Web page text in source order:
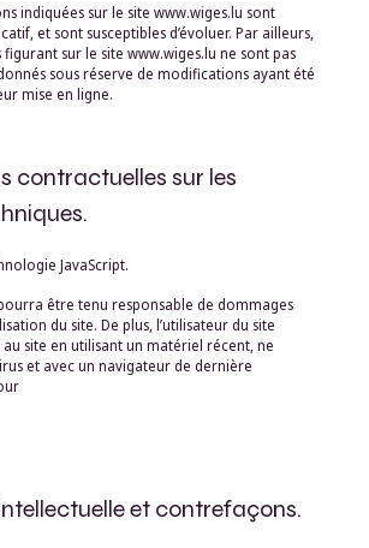
indiquées sur le site www.wiges.lu sont
et sont susceptibles d’évoluer. Par ailleurs,
sur le site www.wiges.lu ne sont pas
sous réserve de modifications ayant été
mise en ligne.
contractuelles sur les
JavaScript.
être tenu responsable de dommages
du site. De plus, l’utilisateur du site
au site en utilisant un matériel récent, ne
et avec un navigateur de dernière
et contrefaçons.